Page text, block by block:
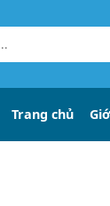
Trang chủ